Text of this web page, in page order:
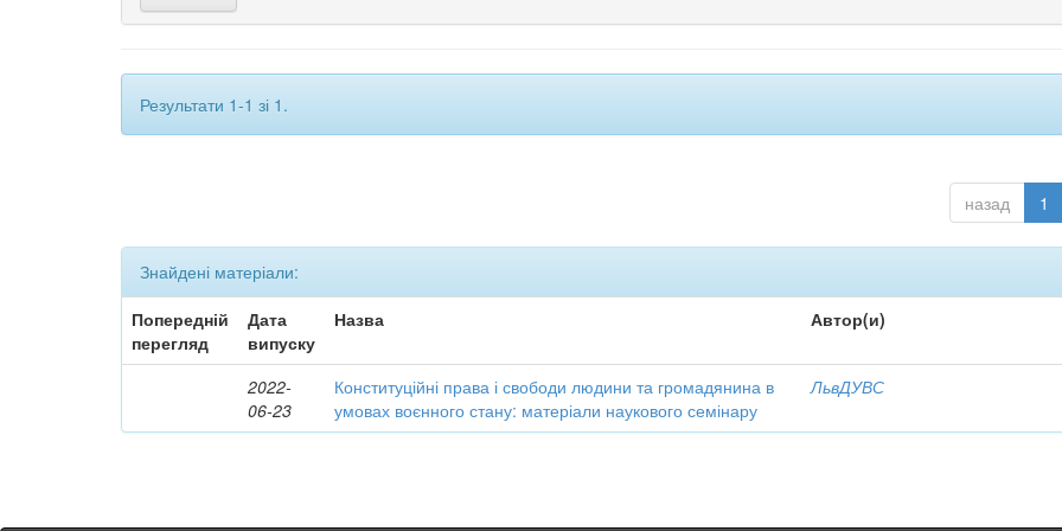
Результати 1-1 зі 1.
назад 1
Знайдені матеріали:
Попередній
перегляд
Дата
випуску
Назва Автор(и)
2022-
06-23
Конституційні права і свободи людини та громадянина в
умовах воєнного стану: матеріали наукового семінару
ЛьвДУВС